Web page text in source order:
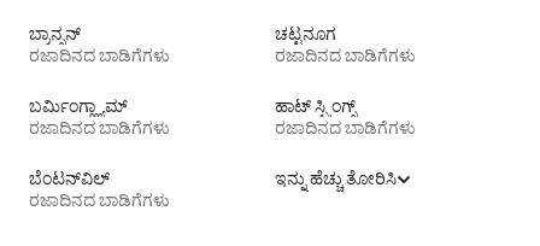
ಬ್ರಾನ್ಸನ್
ರಜಾದಿನದ ಬಾಡಿಗೆಗಳು
ಚಟ್ಟನೂಗ
ರಜಾದಿನದ ಬಾಡಿಗೆಗಳು
ಬರ್ಮಿಂಗ್ಹ್ಯಾಮ್
ರಜಾದಿನದ ಬಾಡಿಗೆಗಳು
ಹಾಟ್ ಸ್ಪ್ರಿಂಗ್ಸ್
ರಜಾದಿನದ ಬಾಡಿಗೆಗಳು
ಬೆಂಟನ್‌ವಿಲ್
ರಜಾದಿನದ ಬಾಡಿಗೆಗಳು
ಇನ್ನು ಹೆಚ್ಚು ತೋರಿಸಿ